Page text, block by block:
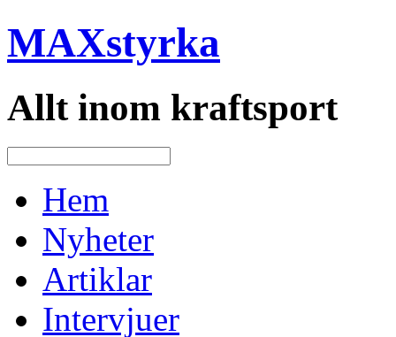
MAXstyrka
Allt inom kraftsport
Hem
Nyheter
Artiklar
Intervjuer